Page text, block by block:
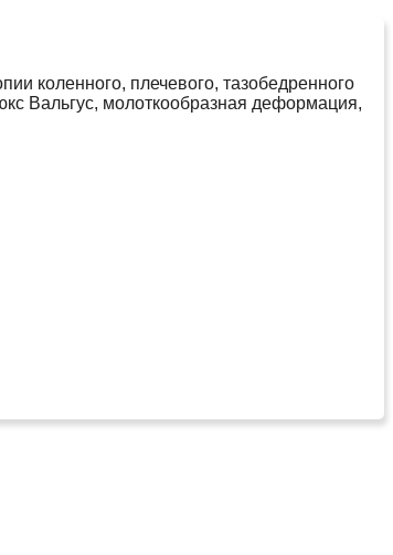
коленного, плечевого, тазобедренного
Вальгус, молоткообразная деформация,